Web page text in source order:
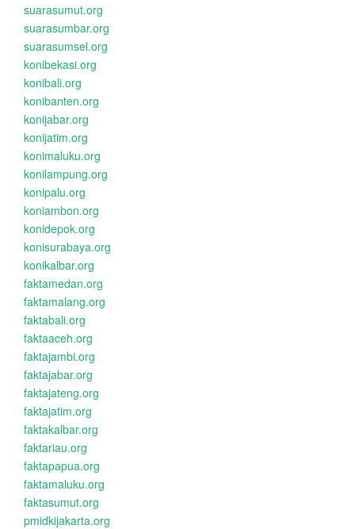
suarasumut.org
suarasumbar.org
suarasumsel.org
konibekasi.org
konibali.org
konibanten.org
konijabar.org
konijatim.org
konimaluku.org
konilampung.org
konipalu.org
koniambon.org
konidepok.org
konisurabaya.org
konikalbar.org
faktamedan.org
faktamalang.org
faktabali.org
faktaaceh.org
faktajambi.org
faktajabar.org
faktajateng.org
faktajatim.org
faktakalbar.org
faktariau.org
faktapapua.org
faktamaluku.org
faktasumut.org
pmidkijakarta.org